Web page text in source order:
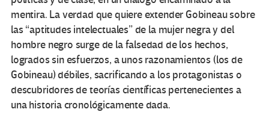
mentira. La verdad que quiere extender Gobineau sobre
las “aptitudes intelectuales” de la mujer negra y del
hombre negro surge de la falsedad de los hechos,
logrados sin esfuerzos, a unos razonamientos (los de
Gobineau) débiles, sacrificando a los protagonistas o
descubridores de teorías científicas pertenecientes a
una historia cronológicamente dada.